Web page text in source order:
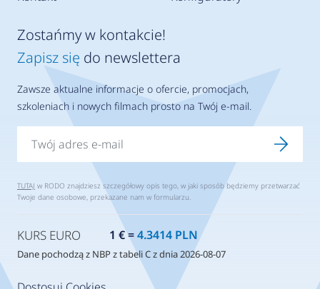
Zostańmy w kontakcie!
Zapisz się do newslettera
Zawsze aktualne informacje o ofercie, promocjach,
szkoleniach i nowych filmach prosto na Twój e-mail.
TUTAJ w RODO znajdziesz szczegółowy opis tego, w jaki sposób będziemy przetwarzać
Twoje dane osobowe, przekazane nam w formularzu.
KURS EURO 1 € =4.3414 PLN
Dane pochodzą z NBP z tabeli C z dnia 2026-08-07